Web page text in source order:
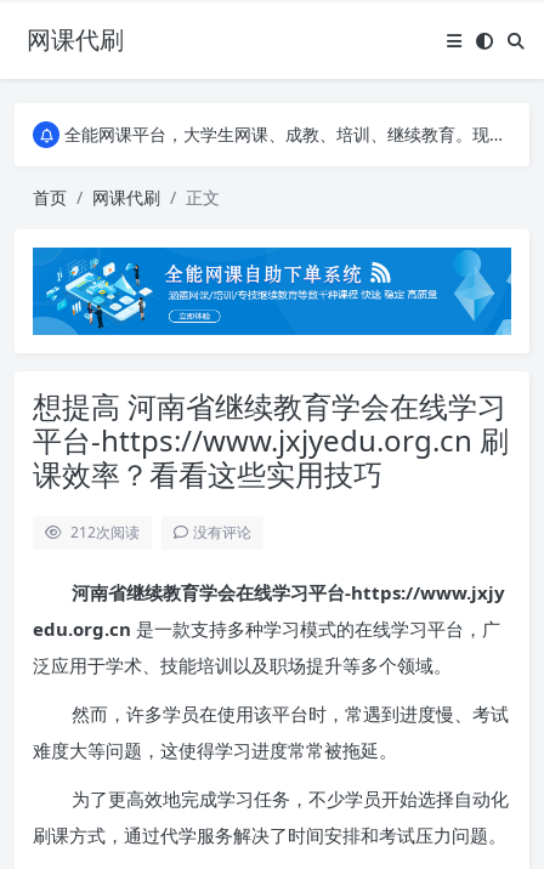
网课代刷
AI论文写作平台，根据真实文献内容生成论文
全能网课平台，大学生网课、成教、培训、继续教育。现已接入代刷代考项目3000+
全能网课平台，大学生网课、成教、培训、继续教育。现已接入代刷代考项目3000+
首页 网课代刷 正文
想提高 河南省继续教育学会在线学习
平台-https://www.jxjyedu.org.cn 刷
课效率？看看这些实用技巧
212次阅读 没有评论
河南省继续教育学会在线学习平台-https://www.jxjy
edu.org.cn 是一款支持多种学习模式的在线学习平台，广
泛应用于学术、技能培训以及职场提升等多个领域。
然而，许多学员在使用该平台时，常遇到进度慢、考试
难度大等问题，这使得学习进度常常被拖延。
为了更高效地完成学习任务，不少学员开始选择自动化
刷课方式，通过代学服务解决了时间安排和考试压力问题。